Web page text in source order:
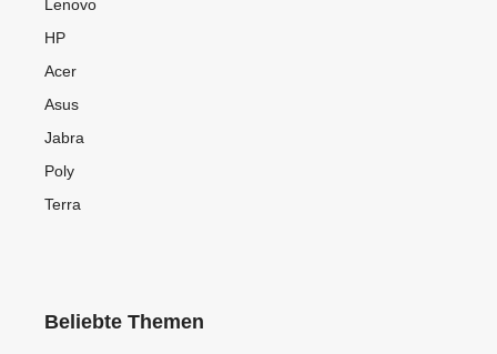
Lenovo
HP
Acer
Asus
Jabra
Poly
Terra
Beliebte Themen